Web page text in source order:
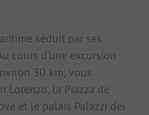
séduit par ses
cours d'une excursion
30 km, vous
Lorenzo, la Piazza de
et le palais Palazzi dei